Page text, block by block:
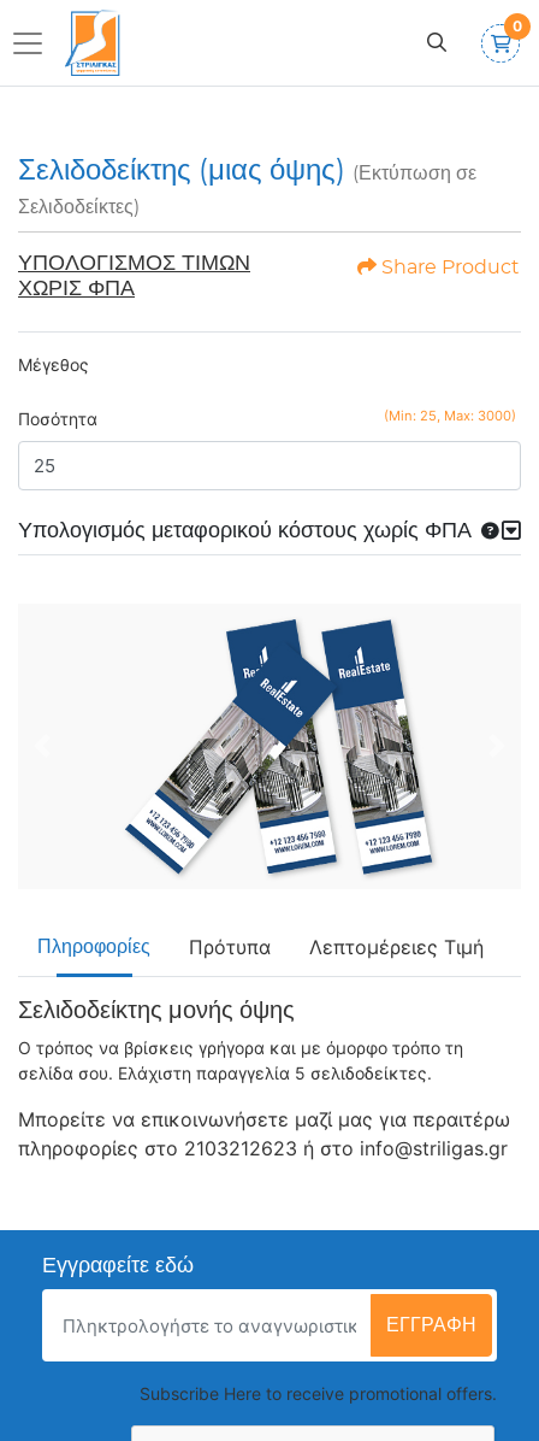
0
Σελιδοδείκτης (μιας όψης) (Εκτύπωση σε
Σελιδοδείκτες)
ΥΠΟΛΟΓΙΣΜΟΣ ΤΙΜΩΝ
ΧΩΡΙΣ ΦΠΑ
Share Product
Μέγεθος
(Min: 25, Max: 3000)
Ποσότητα
Υπολογισμός μεταφορικού κόστους χωρίς ΦΠΑ
Πληροφορίες Πρότυπα Λεπτομέρειες Τιμή
Σελιδοδείκτης μονής όψης
Ο τρόπος να βρίσκεις γρήγορα και με όμορφο τρόπο τη
σελίδα σου. Ελάχιστη παραγγελία 5 σελιδοδείκτες.
Μπορείτε να επικοινωνήσετε μαζί μας για περαιτέρω
πληροφορίες στο 2103212623 ή στο info@striligas.gr
Εγγραφείτε εδώ
ΕΓΓΡΑΦΉ
Subscribe Here to receive promotional offers.